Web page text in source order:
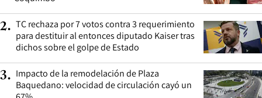
2. TC rechaza por 7 votos contra 3 requerimiento
para destituir al entonces diputado Kaiser tras
dichos sobre el golpe de Estado
3. Impacto de la remodelación de Plaza
Baquedano: velocidad de circulación cayó un